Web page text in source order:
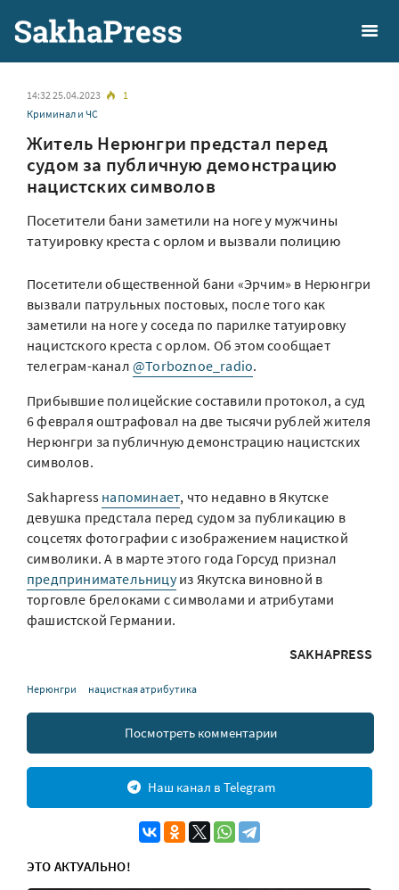
14:32 25.04.2023
1
Криминал и ЧС
Житель Нерюнгри предстал перед
судом за публичную демонстрацию
нацистских символов
Посетители бани заметили на ноге у мужчины
татуировку креста с орлом и вызвали полицию
Посетители общественной бани «Эрчим» в Нерюнгри
вызвали патрульных постовых, после того как
заметили на ноге у соседа по парилке татуировку
нацистского креста с орлом. Об этом сообщает
телеграм-канал @Torboznoe_radio.
Прибывшие полицейские составили протокол, а суд
6 февраля оштрафовал на две тысячи рублей жителя
Нерюнгри за публичную демонстрацию нацистских
символов.
Sakhapress напоминает, что недавно в Якутске
девушка предстала перед судом за публикацию в
соцсетях фотографии с изображением нацисткой
символики. А в марте этого года Горсуд признал
предпринимательницуиз Якутска виновной в
торговле брелоками с символами и атрибутами
фашистской Германии.
SAKHAPRESS
Нерюнгри нацисткая атрибутика
Посмотреть комментарии
Наш канал в Telegram
ЭТО АКТУАЛЬНО!